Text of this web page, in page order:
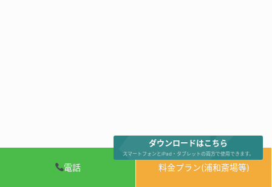
電話 料金プラン(浦和斎場等)
ダウンロードはこちら
スマートフォンとiPad・タブレットの両方で使用できます。